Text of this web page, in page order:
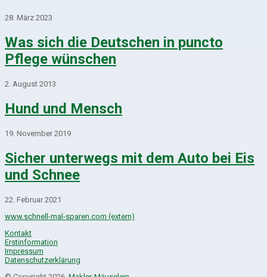
28. März 2023
Was sich die Deutschen in puncto
Pflege wünschen
2. August 2013
Hund und Mensch
19. November 2019
Sicher unterwegs mit dem Auto bei Eis
und Schnee
22. Februar 2021
www.schnell-mal-sparen.com (extern)
Kontakt
Erstinformation
Impressum
Datenschutzerklärung